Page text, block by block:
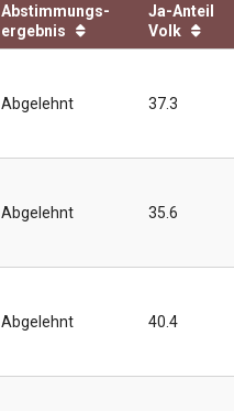
Abstimmungs­
ergebnis
Ja-Anteil
Volk
Abgelehnt 37.3
Abgelehnt 35.6
Abgelehnt 40.4